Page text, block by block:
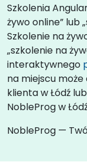
Szkolenia
żywo online” lub
Szkolenie na
„szkolenie na
interaktywnego
na miejscu
klienta w Łódź
NobleProg w
NobleProg —